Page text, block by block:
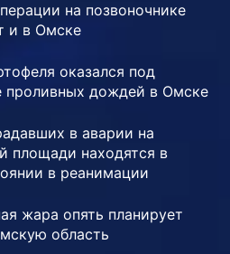
на позвоночнике
и в Омске
оказался под
проливных дождей в Омске
в аварии на
площади находятся в
в реанимации
жара опять планирует
область